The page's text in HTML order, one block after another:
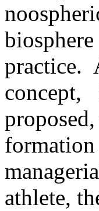
practice.
athlete,